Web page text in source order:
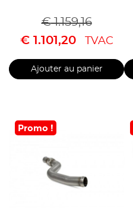
€1.159,16
€1.101,20 TVAC
Ajouter au panier
Promo !